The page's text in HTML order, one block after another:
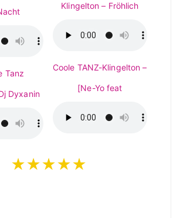
Tanz
Dyxanin
Klingelton – Fröhlich
Coole TANZ-Klingelton –
[Ne-Yo feat
★★★★★